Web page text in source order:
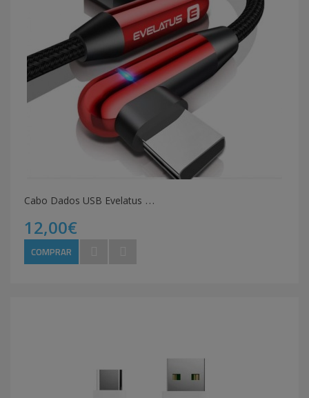
C
abo Dados USB Evelatus Type-C TPC05 Vermelho
12,00€
COMPRAR